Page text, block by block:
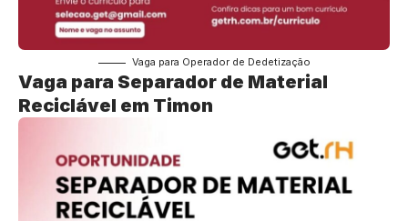
Vaga para Operador de Dedetização
Vaga para Separador de Material
Reciclável em Timon